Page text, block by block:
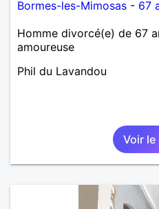
Bormes-les-Mimosas - 67
Homme divorcé(e) de 67
amoureuse
Phil du Lavandou
Voir